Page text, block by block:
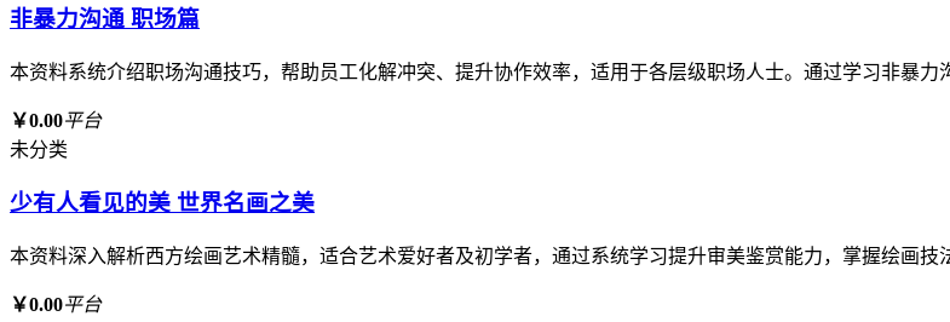
非暴力沟通 职场篇
本资料系统介绍职场沟通技巧，帮助员工化解冲突、提升协作效率，适用于各层级职场人士。通过学习非暴
￥0.00平台
未分类
少有人看见的美 世界名画之美
本资料深入解析西方绘画艺术精髓，适合艺术爱好者及初学者，通过系统学习提升审美鉴赏能力，掌握绘画
￥0.00平台